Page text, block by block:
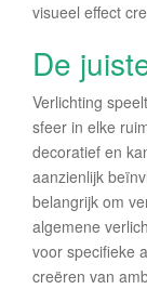
visueel effect
De
Verlichting
sfeer in elke
decoratief en
aanzienlijk
belangrijk om
algemene
voor specifieke
creëren van